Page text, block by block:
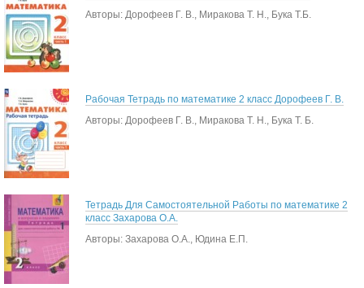
Авторы: Дорофеев Г. В., Миракова Т. Н., Бука Т.Б.
Рабочая Тетрадь по математике 2 класс Дорофеев Г. В.
Авторы: Дорофеев Г. В., Миракова Т. Н., Бука Т. Б.
Тетрадь Для Самостоятельной Работы по математике 2
класс Захарова О.А.
Авторы: Захарова О.А., Юдина Е.П.